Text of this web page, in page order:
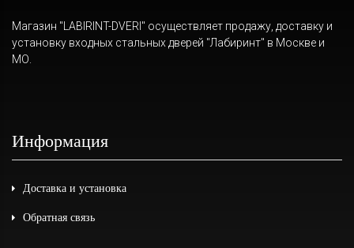
Магазин "LABIRINT-DVERI" осуществляет продажу, доставку и
установку входных стальных дверей "Лабиринт" в Москве и
МО.
Информация
Доставка и установка
Обратная связь